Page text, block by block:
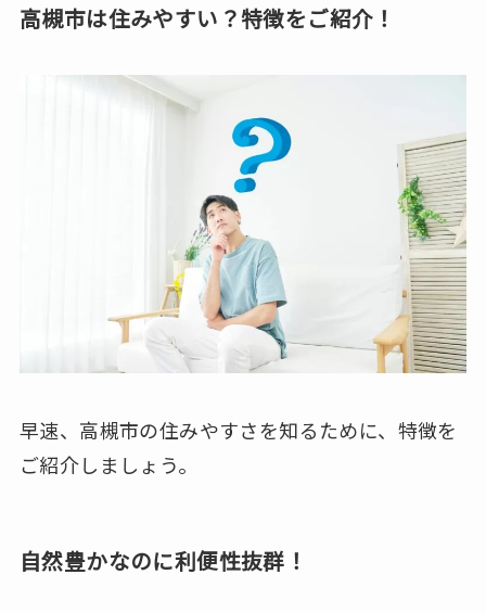
高槻市は住みやすい？特徴をご紹介！
早速、高槻市の住みやすさを知るために、特徴を
ご紹介しましょう。
自然豊かなのに利便性抜群！